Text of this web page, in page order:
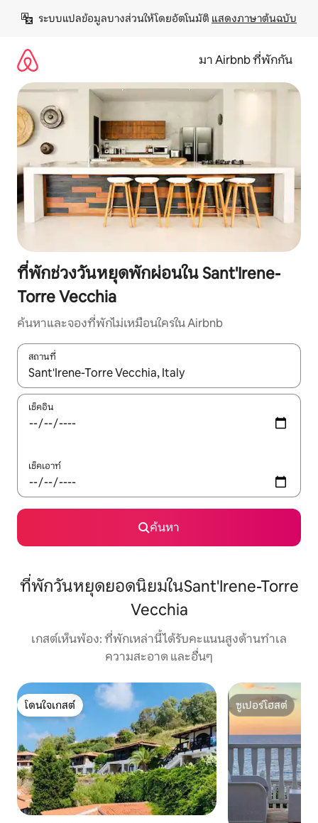
เนื้อหา
ระบบแปลข้อมูลบางส่วนให้โดยอัตโนมัติ แสดงภาษาต้นฉบับ
มา Airbnb ที่พักกัน
ที่พักช่วงวันหยุดพักผ่อนใน Sant'Irene-
Torre Vecchia
ค้นหาและจองที่พักไม่เหมือนใครใน Airbnb
สถานที่
ใช้ลูกศรขึ้นลง หรือใช้การสัมผัสหรือปัด เพื่อสำรวจผลการค้นหา
เช็คอิน
เช็คเอาท์
ค้นหา
ที่พักวันหยุดยอดนิยมในSant'Irene-Torre
Vecchia
เกสต์เห็นพ้อง: ที่พักเหล่านี้ได้รับคะแนนสูงด้านทำเล
ความสะอาด และอื่นๆ
โดนใจเกสต์
โดนใจเกสต์
ซูเปอร์โฮสต์
ซูเปอร์โฮสต์